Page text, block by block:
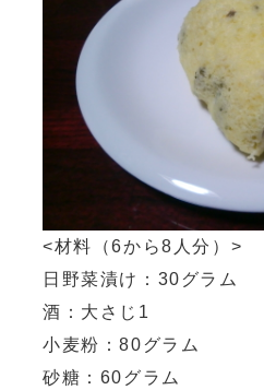
<材料（6から8人分）>
日野菜漬け：30グラム
酒：大さじ1
小麦粉：80グラム
砂糖：60グラム